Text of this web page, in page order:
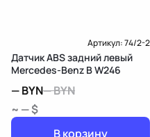
Артикул:74/2-2
Датчик ABS задний левый
Mercedes-Benz B W246
—BYN—BYN
~ — $
В корзину